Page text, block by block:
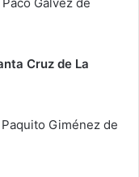
Cruz de La
Giménez de